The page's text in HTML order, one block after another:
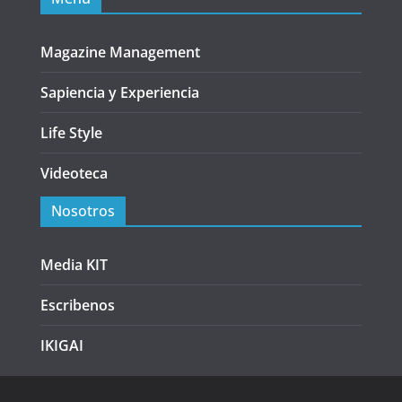
Magazine Management
Sapiencia y Experiencia
Life Style
Videoteca
Nosotros
Media KIT
Escribenos
IKIGAI